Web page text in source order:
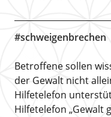
#schweigenbrechen
Betroffene sollen
der Gewalt nicht
Hilfetelefon
Hilfetelefon „Gewalt